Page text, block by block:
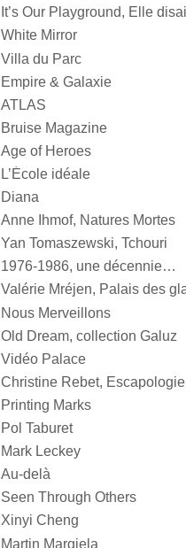
White Mirror
Villa du Parc
Empire & Galaxie
ATLAS
Bruise Magazine
Age of Heroes
L’École idéale
Diana
Anne Ihmof, Natures Mortes
Yan Tomaszewski, Tchouri
1976-1986, une décennie…
Nous Merveillons
Old Dream, collection Galuz
Vidéo Palace
Christine Rebet, Escapologie
Printing Marks
Pol Taburet
Mark Leckey
Au-delà
Seen Through Others
Xinyi Cheng
Martin Margiela